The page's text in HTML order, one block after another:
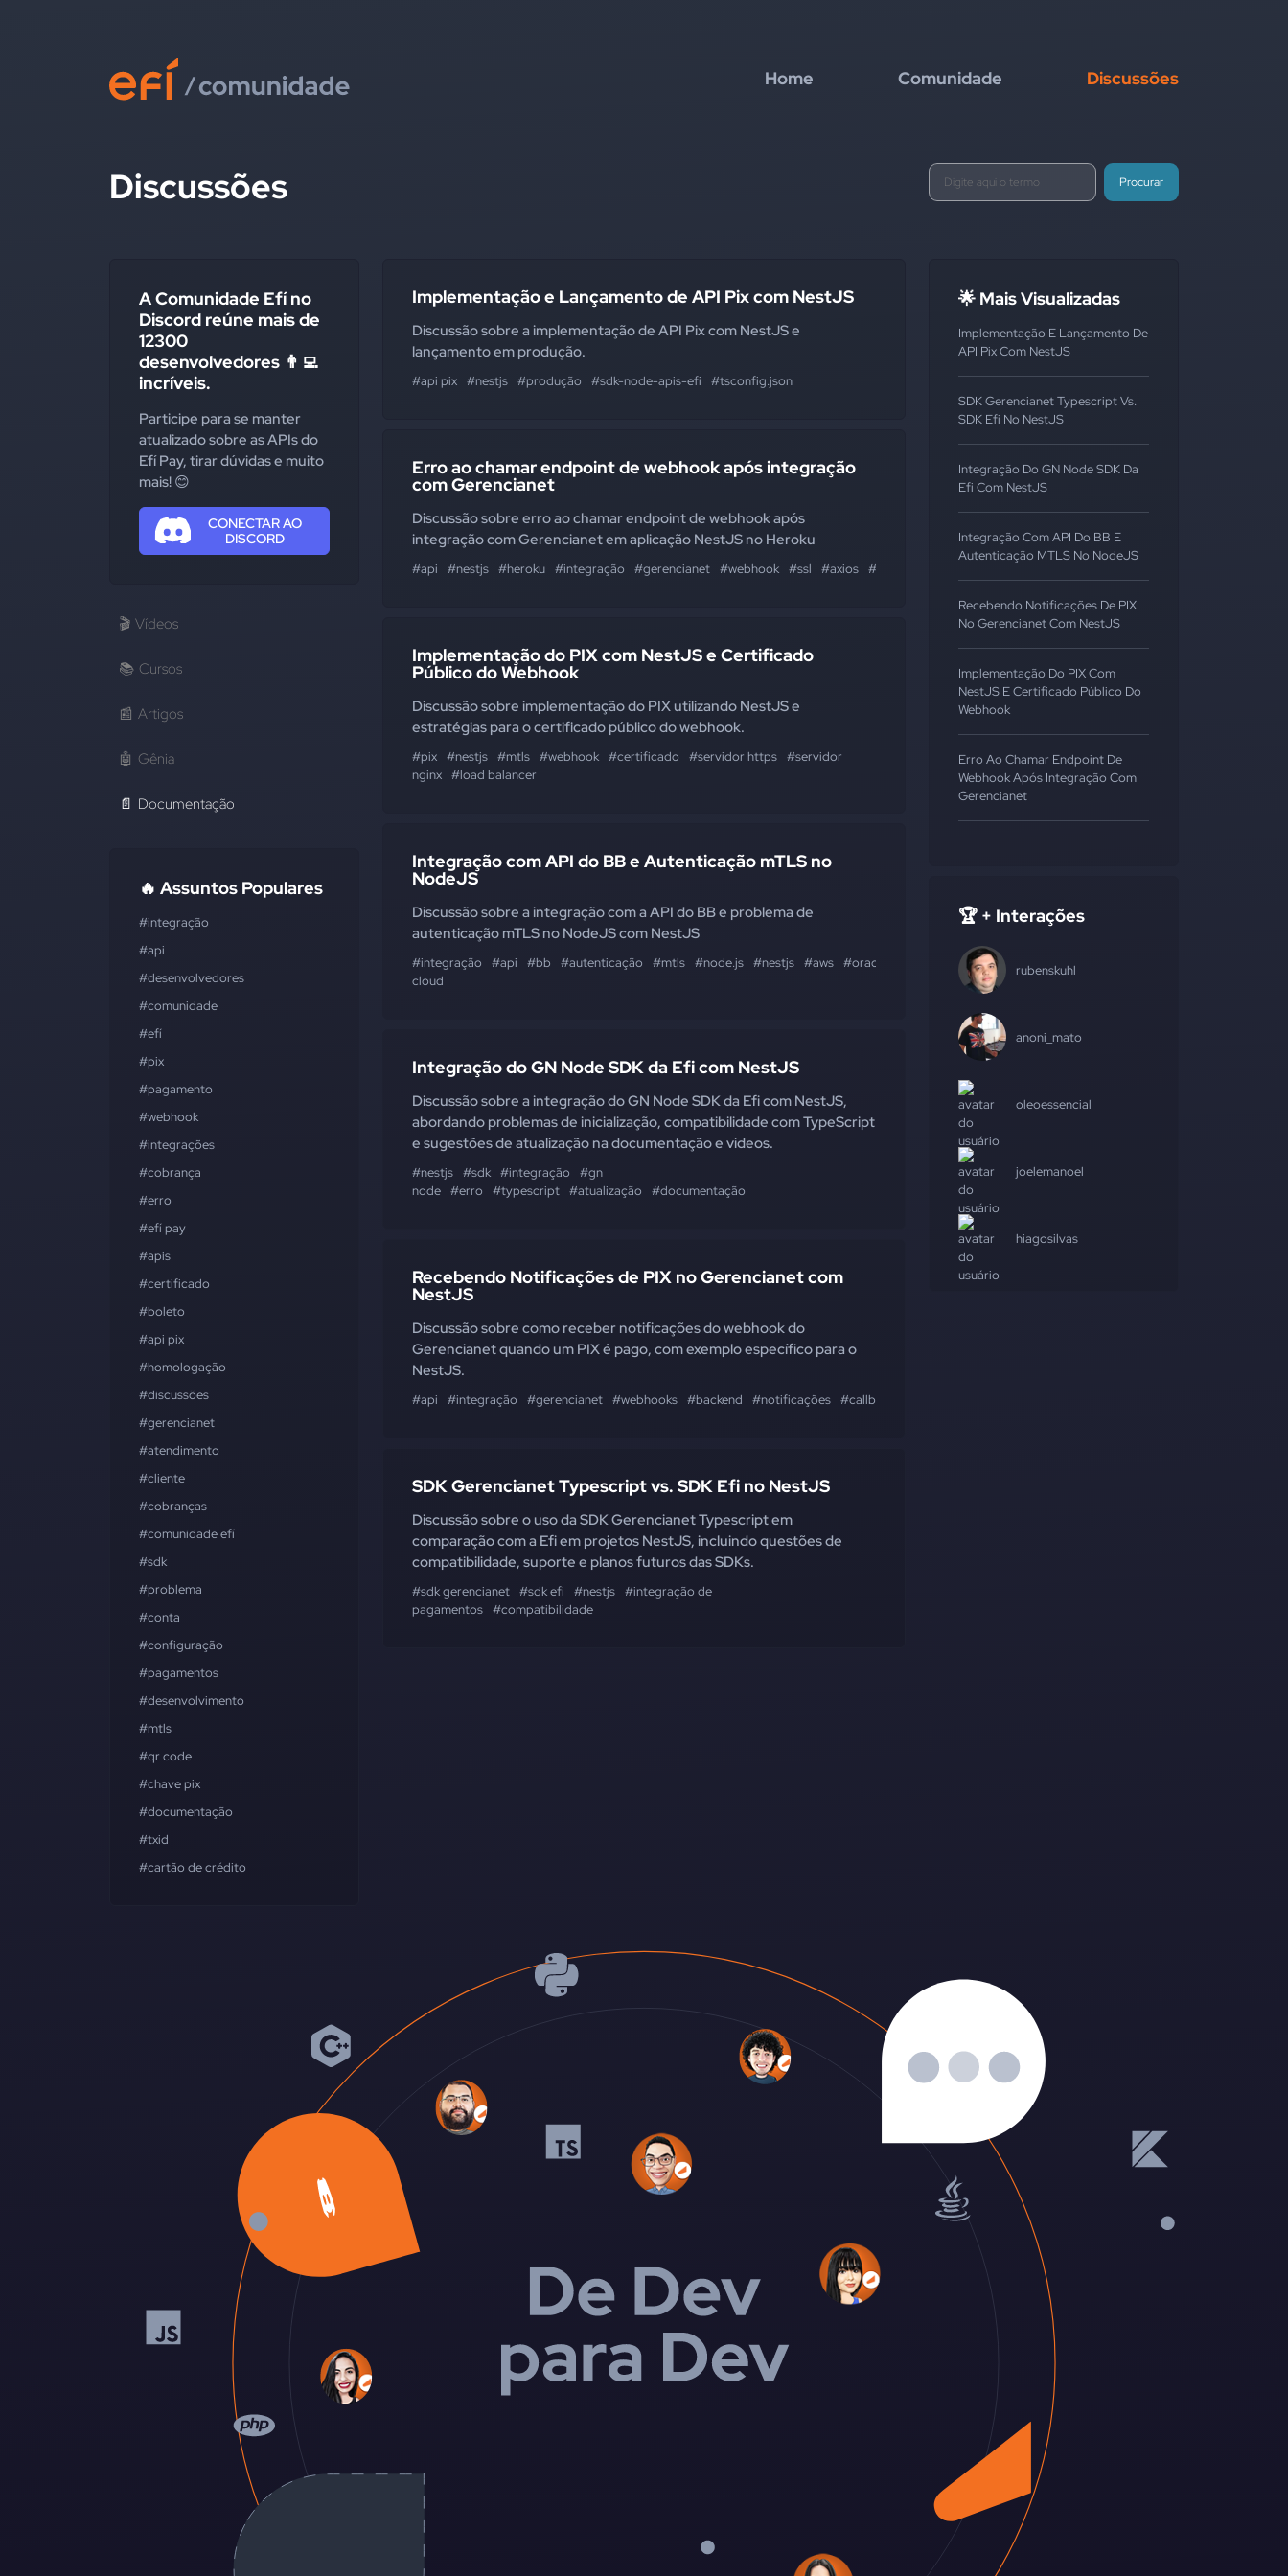
Home Comunidade Discussões
Discussões Procurar
A Comunidade Efí no
Discord reúne mais de
12300
desenvolvedores 👨‍💻
incríveis.
Participe para se manter
atualizado sobre as APIs do
Efí Pay, tirar dúvidas e muito
mais! 😊
CONECTAR AO
DISCORD
🎬 Vídeos
📚 Cursos
📰 Artigos
🤖 Gênia
📄 Documentação
🔥 Assuntos Populares
#integração
#api
#desenvolvedores
#comunidade
#efí
#pix
#pagamento
#webhook
#integrações
#cobrança
#erro
#efí pay
#apis
#certificado
#boleto
#api pix
#homologação
#discussões
#gerencianet
#atendimento
#cliente
#cobranças
#comunidade efí
#sdk
#problema
#conta
#configuração
#pagamentos
#desenvolvimento
#mtls
#qr code
#chave pix
#documentação
#txid
#cartão de crédito
Implementação e Lançamento de API Pix com NestJS
Discussão sobre a implementação de API Pix com NestJS e
lançamento em produção.
#api pix #nestjs #produção #sdk-node-apis-efi #tsconfig.json
Erro ao chamar endpoint de webhook após integração
com Gerencianet
Discussão sobre erro ao chamar endpoint de webhook após
integração com Gerencianet em aplicação NestJS no Heroku
#api #nestjs #heroku #integração #gerencianet #webhook #ssl #axios #desenvolvedores
Implementação do PIX com NestJS e Certificado
Público do Webhook
Discussão sobre implementação do PIX utilizando NestJS e
estratégias para o certificado público do webhook.
#pix #nestjs #mtls #webhook #certificado #servidor https #servidor
nginx #load balancer
Integração com API do BB e Autenticação mTLS no
NodeJS
Discussão sobre a integração com a API do BB e problema de
autenticação mTLS no NodeJS com NestJS
#integração #api #bb #autenticação #mtls #node.js #nestjs #aws #oracle
cloud
Integração do GN Node SDK da Efi com NestJS
Discussão sobre a integração do GN Node SDK da Efi com NestJS,
abordando problemas de inicialização, compatibilidade com TypeScript
e sugestões de atualização na documentação e vídeos.
#nestjs #sdk #integração
#gn
node #erro #typescript #atualização #documentação
Recebendo Notificações de PIX no Gerencianet com
NestJS
Discussão sobre como receber notificações do webhook do
Gerencianet quando um PIX é pago, com exemplo específico para o
NestJS.
#api #integração #gerencianet #webhooks #backend #notificações #callback
SDK Gerencianet Typescript vs. SDK Efi no NestJS
Discussão sobre o uso da SDK Gerencianet Typescript em
comparação com a Efi em projetos NestJS, incluindo questões de
compatibilidade, suporte e planos futuros das SDKs.
#sdk gerencianet #sdk efi #nestjs #integração de
pagamentos #compatibilidade
🌟 Mais Visualizadas
Implementação E Lançamento De
API Pix Com NestJS
SDK Gerencianet Typescript Vs.
SDK Efi No NestJS
Integração Do GN Node SDK Da
Efi Com NestJS
Integração Com API Do BB E
Autenticação MTLS No NodeJS
Recebendo Notificações De PIX
No Gerencianet Com NestJS
Implementação Do PIX Com
NestJS E Certificado Público Do
Webhook
Erro Ao Chamar Endpoint De
Webhook Após Integração Com
Gerencianet
🏆 + Interações
rubenskuhl
anoni_mato
oleoessencial
joelemanoel
hiagosilvas